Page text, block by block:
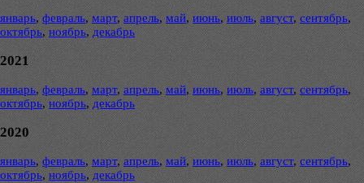
январь, февраль, март, апрель, май, июнь, июль, август, сентябрь,
октябрь, ноябрь, декабрь
2021
январь, февраль, март, апрель, май, июнь, июль, август, сентябрь,
октябрь, ноябрь, декабрь
2020
январь, февраль, март, апрель, май, июнь, июль, август, сентябрь,
октябрь, ноябрь, декабрь